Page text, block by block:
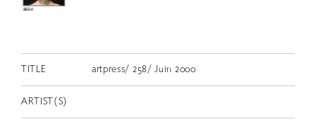
TITLE artpress/ 258/ Juin 2000
ARTIST(S)